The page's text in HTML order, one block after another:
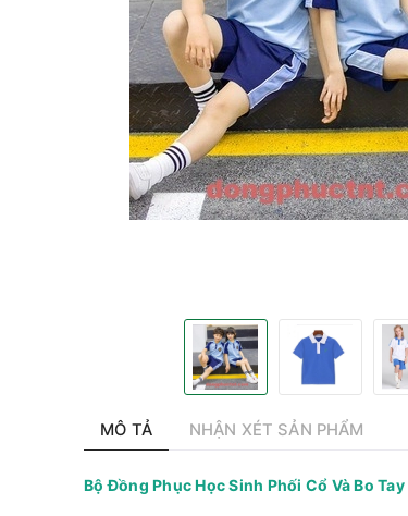
MÔ TẢ NHẬN XÉT SẢN PHẨM
Bộ Đồng Phục Học Sinh Phối Cổ Và Bo